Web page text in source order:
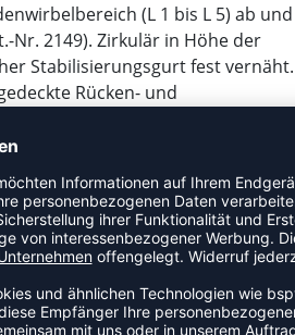
(L 1 bis L 5) ab und
Nr. 2149). Zirkulär in Höhe der
Stabilisierungsgurt fest vernäht.
Rücken- und
zur besseren
sportlichen Bereich (Rudern,
um die Rückenmuskulatur